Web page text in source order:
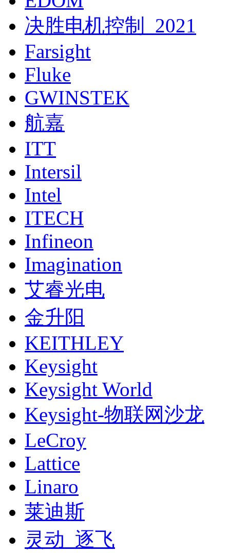
决胜电机控制_2021
Farsight
Fluke
GWINSTEK
航嘉
ITT
Intersil
Intel
ITECH
Infineon
Imagination
艾睿光电
金升阳
KEITHLEY
Keysight
Keysight World
Keysight-物联网沙龙
LeCroy
Lattice
Linaro
莱迪斯
灵动_逐飞